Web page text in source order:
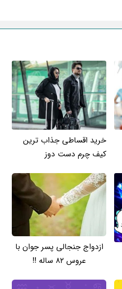
خرید اقساطی جذاب ترین
کیف چرم دست دوز
ازدواج جنجالی پسر جوان با
عروس 82 ساله !!